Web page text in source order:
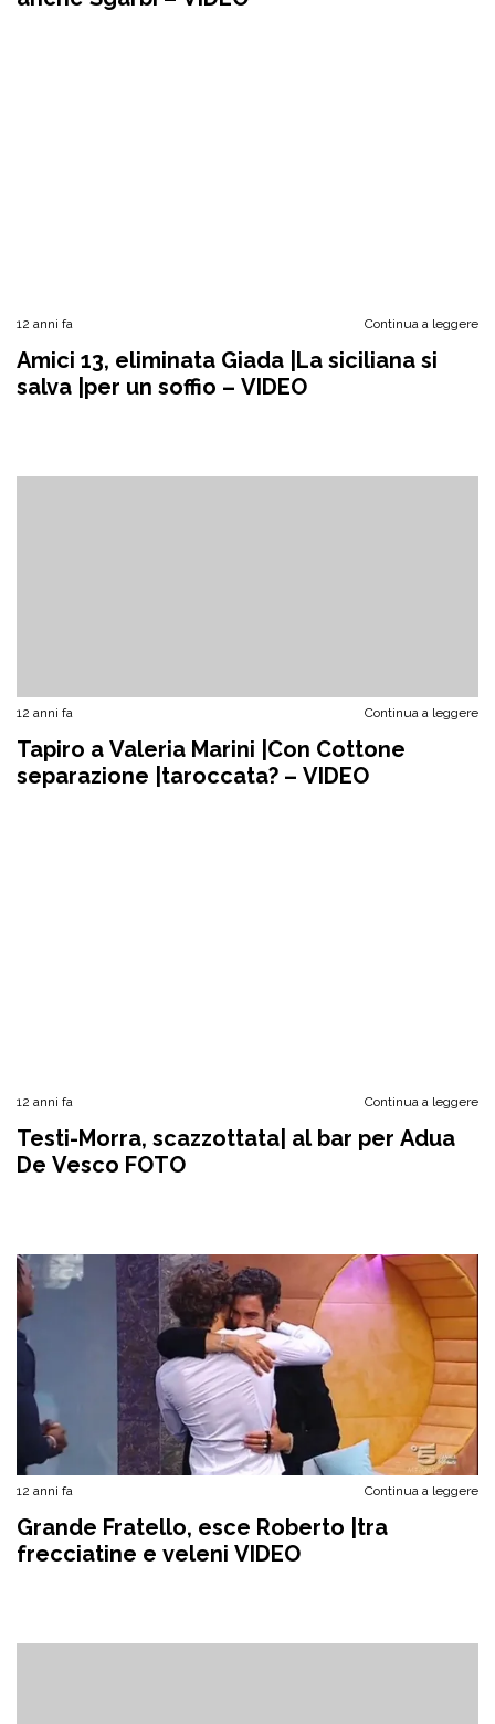
12 anni fa Continua a leggere
Amici 13, eliminata Giada |La siciliana si
salva |per un soffio – VIDEO
12 anni fa Continua a leggere
Tapiro a Valeria Marini |Con Cottone
separazione |taroccata? – VIDEO
12 anni fa Continua a leggere
Testi-Morra, scazzottata| al bar per Adua
De Vesco FOTO
12 anni fa Continua a leggere
Grande Fratello, esce Roberto |tra
frecciatine e veleni VIDEO